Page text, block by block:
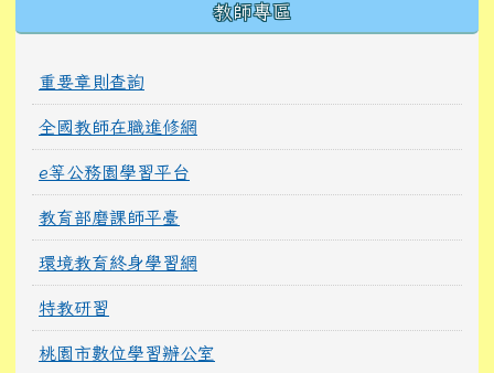
教師專區
重要章則查詢
全國教師在職進修網
e等公務園學習平台
教育部磨課師平臺
環境教育終身學習網
特教研習
桃園市數位學習辦公室